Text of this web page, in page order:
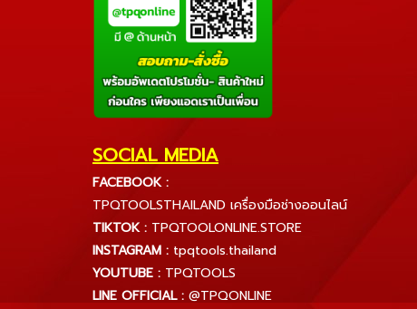
SOCIAL MEDIA
FACEBOOK :
TPQTOOLSTHAILAND เครื่องมือช่างออนไลน์
TIKTOK : TPQTOOLONLINE.STORE
INSTAGRAM : tpqtools.thailand
YOUTUBE : TPQTOOLS
LINE OFFICIAL : @TPQONLINE